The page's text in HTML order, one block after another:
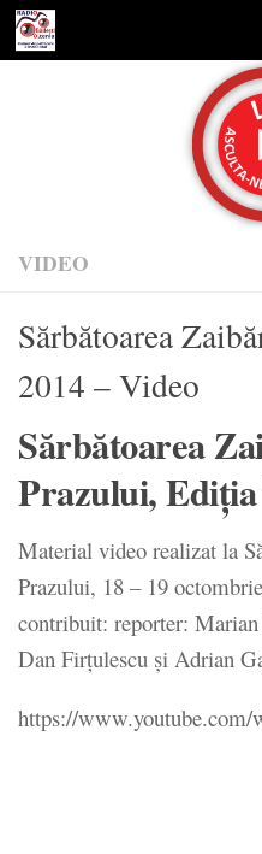
Skip to content
VIDEO
Sărbătoarea
2014 – Video
Sărbătoarea
Prazului,
Material video realizat la
Prazului, 18 – 19
contribuit: reporter:
Dan Firţulescu şi Adrian
https://